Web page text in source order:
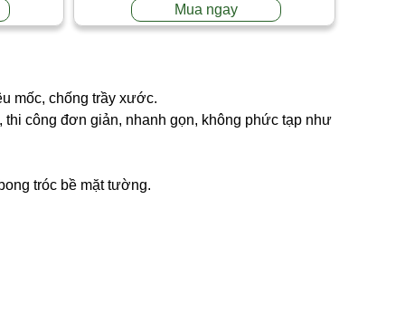
Mua ngay
mốc, chống trầy xước.
thi công đơn giản, nhanh gọn, không phức tạp như
tróc bề mặt tường.